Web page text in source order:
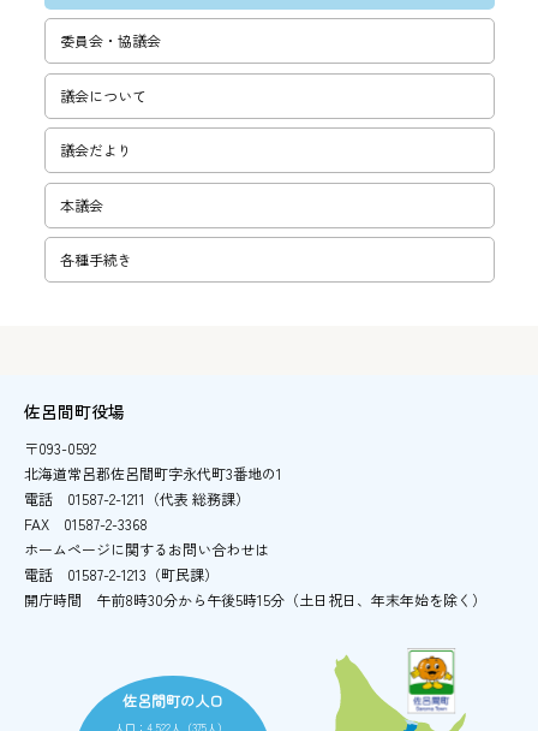
委員会・協議会
議会について
議会だより
本議会
各種手続き
佐呂間町役場
〒093-0592
北海道常呂郡佐呂間町字永代町3番地の1
電話
01587-2-1211（代表 総務課）
FAX
01587-2-3368
ホームページに関するお問い合わせは
電話
01587-2-1213（町民課）
開庁時間
午前8時30分から午後5時15分 （土日祝日、年末年始を除く）
佐呂間町の人口
人口：4,522人（375人）